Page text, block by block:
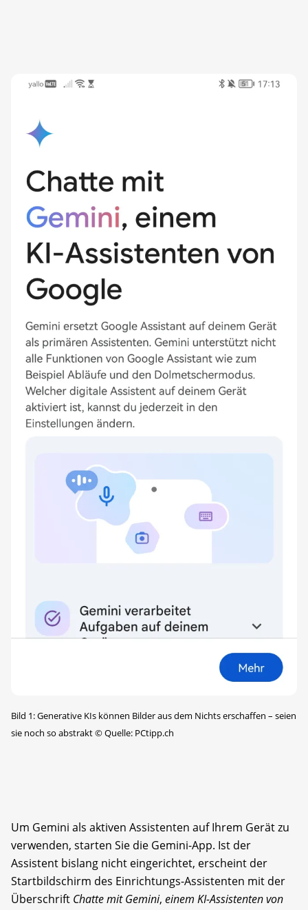
Bild 1: Generative KIs können Bilder aus dem Nichts erschaffen – seien
sie noch so abstrakt©Quelle: PCtipp.ch
Um Gemini als aktiven Assistenten auf Ihrem Gerät zu
verwenden, starten Sie die Gemini-App. Ist der
Assistent bislang nicht eingerichtet, erscheint der
Startbildschirm des Einrichtungs-Assistenten mit der
Überschrift Chatte mit Gemini, einem KI-Assistenten von